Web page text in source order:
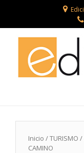
Inicio /TURISMO /
CAMINO